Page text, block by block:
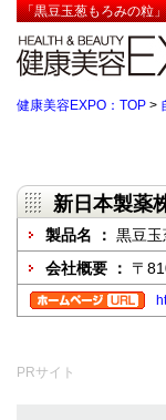
「黒豆玉葱もろみの粒
健康美容EXPO：TOP >
新日本製薬
製品名 ： 黒豆
会社概要 ： 〒
PRサイト